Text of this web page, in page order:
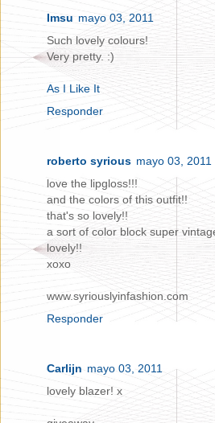
Imsu mayo 03, 2011
Such lovely colours!
Very pretty. :)
As I Like It
Responder
roberto syrious mayo 03, 2011
love the lipgloss!!!
and the colors of this outfit!!
that's so lovely!!
a sort of color block super
lovely!!
xoxo
www.syriouslyinfashion.com
Responder
Carlijn mayo 03, 2011
lovely blazer! x